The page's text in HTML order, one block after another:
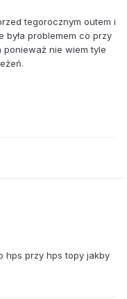
tegorocznym outem i
była problemem co przy
ponieważ nie wiem tyle
hps przy hps topy jakby